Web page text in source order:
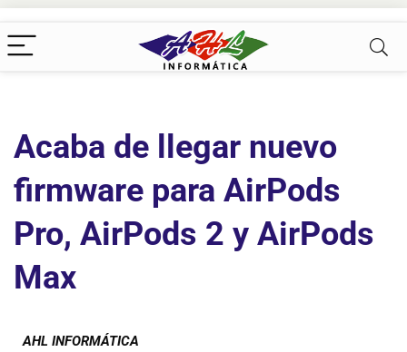
Acaba de llegar nuevo
firmware para AirPods
Pro, AirPods 2 y AirPods
Max
AHL INFORMÁTICA